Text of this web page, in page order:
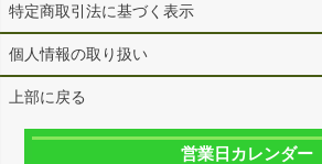
特定商取引法に基づく表示
個人情報の取り扱い
上部に戻る
営業日カレンダー